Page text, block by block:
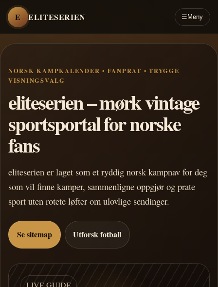
E ELITESERIEN ☰ Meny
NORSK KAMPKALENDER • FANPRAT • TRYGGE
VISNINGSVALG
eliteserien – mørk vintage
sportsportal for norske
fans
eliteserien er laget som et ryddig norsk kampnav for deg
som vil finne kamper, sammenligne oppgjør og prate
sport uten rotete løfter om ulovlige sendinger.
Se sitemap Utforsk fotball